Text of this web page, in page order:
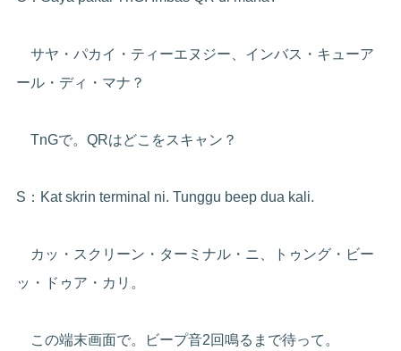
サヤ・パカイ・ティーエヌジー、インバス・キューア
ール・ディ・マナ？
TnGで。QRはどこをスキャン？
S：Kat skrin terminal ni. Tunggu beep dua kali.
カッ・スクリーン・ターミナル・ニ、トゥング・ビー
ッ・ドゥア・カリ。
この端末画面で。ビープ音2回鳴るまで待って。